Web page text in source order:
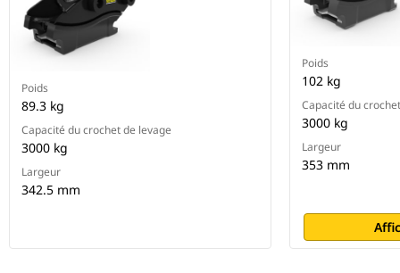
Poids
89.3 kg
Capacité du crochet de levage
3000 kg
Largeur
342.5 mm
Poids
102 kg
Capacité du
3000 kg
Largeur
353 mm